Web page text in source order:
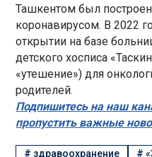
Ташкентом был
коронавирусом. В 2022
открытии на базе
детского хосписа
«утешение») для
родителей.
Подпишитесь на наш
пропустить важные
# здравоохранение #